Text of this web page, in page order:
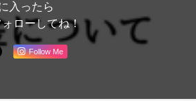
入ったら
ローしてね！
Follow Me